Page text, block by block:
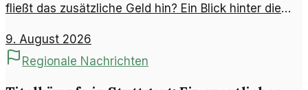
fließt das zusätzliche Geld hin? Ein Blick hinter die
9. August 2026
Regionale Nachrichten